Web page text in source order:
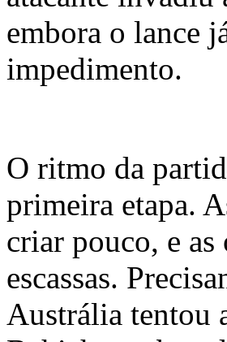
embora o lance
impedimento.
O ritmo da
primeira etapa.
criar pouco, e
escassas.
Austrália tentou